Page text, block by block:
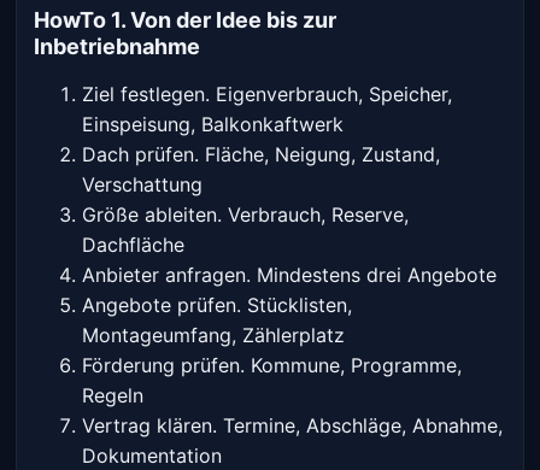
HowTo 1. Von der Idee bis zur
Inbetriebnahme
Ziel festlegen. Eigenverbrauch, Speicher,
Einspeisung, Balkonkaftwerk
Dach prüfen. Fläche, Neigung, Zustand,
Verschattung
Größe ableiten. Verbrauch, Reserve,
Dachfläche
Anbieter anfragen. Mindestens drei Angebote
Angebote prüfen. Stücklisten,
Montageumfang, Zählerplatz
Förderung prüfen. Kommune, Programme,
Regeln
Vertrag klären. Termine, Abschläge, Abnahme,
Dokumentation